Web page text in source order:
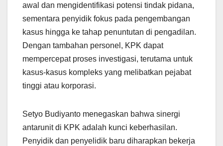
awal dan mengidentifikasi potensi tindak pidana,
sementara penyidik fokus pada pengembangan
kasus hingga ke tahap penuntutan di pengadilan.
Dengan tambahan personel, KPK dapat
mempercepat proses investigasi, terutama untuk
kasus-kasus kompleks yang melibatkan pejabat
tinggi atau korporasi.
Setyo Budiyanto menegaskan bahwa sinergi
antarunit di KPK adalah kunci keberhasilan.
Penyidik dan penyelidik baru diharapkan bekerja